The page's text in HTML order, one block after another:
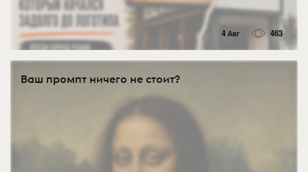
4 Авг 463
Ваш промпт ничего не стоит?